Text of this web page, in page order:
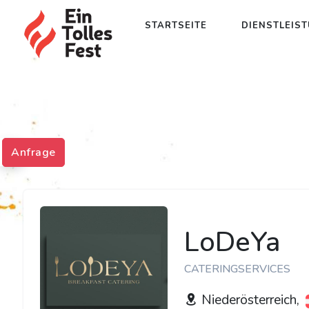
STARTSEITE
LoDeYa
CATERINGSERVICES
Niederösterreich,
Anfrage